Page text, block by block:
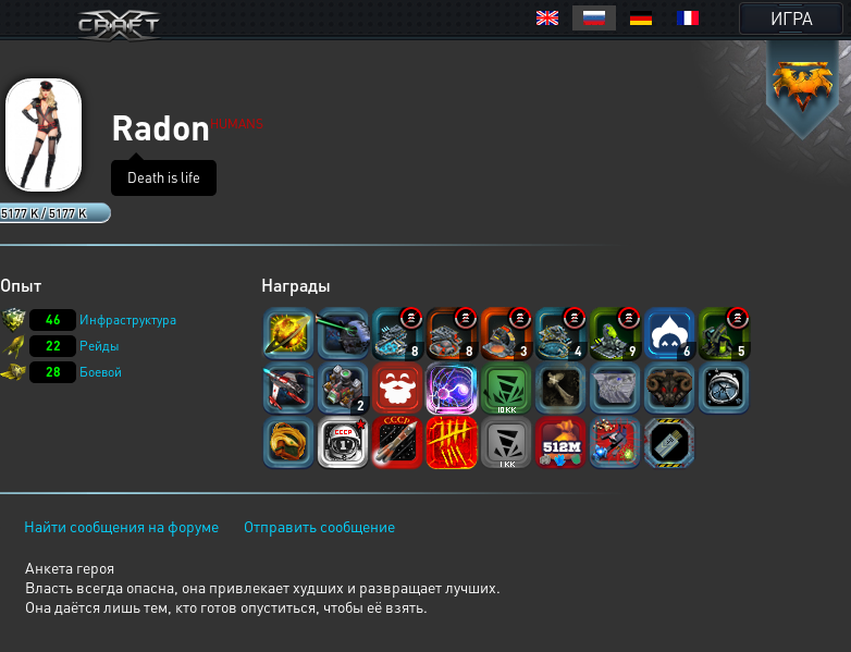
ИГРА
5177 K / 5177 K
RadonHUMANS
Death is life
Опыт
46
Инфраструктура
22
Рейды
28
Боевой
Награды
8 8 3 4 9 6 5
2
Найти сообщения на форуме Отправить сообщение
Анкета героя
Власть всегда опасна, она привлекает худших и развращает лучших.
Она даётся лишь тем, кто готов опуститься, чтобы её взять.